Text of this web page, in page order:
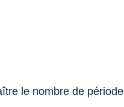
le nombre de